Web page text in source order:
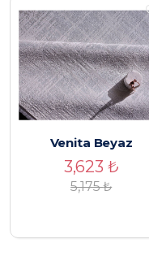
Venita Beyaz
3,623 ₺
5,175₺